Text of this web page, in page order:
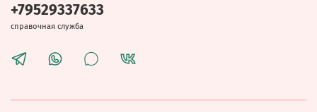
+79529337633
справочная служба